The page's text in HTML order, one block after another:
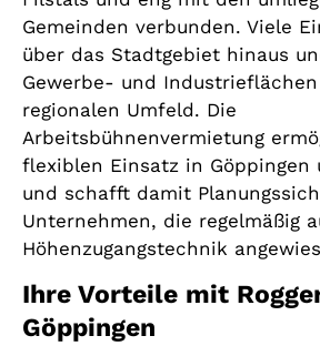
Gemeinden verbunden. Viele
über das Stadtgebiet hinaus
Gewerbe- und
regionalen Umfeld. Die
Arbeitsbühnenvermietung
flexiblen Einsatz in Göppingen
und schafft damit
Unternehmen, die regelmäßig
Höhenzugangstechnik
Ihre Vorteile mit
Göppingen